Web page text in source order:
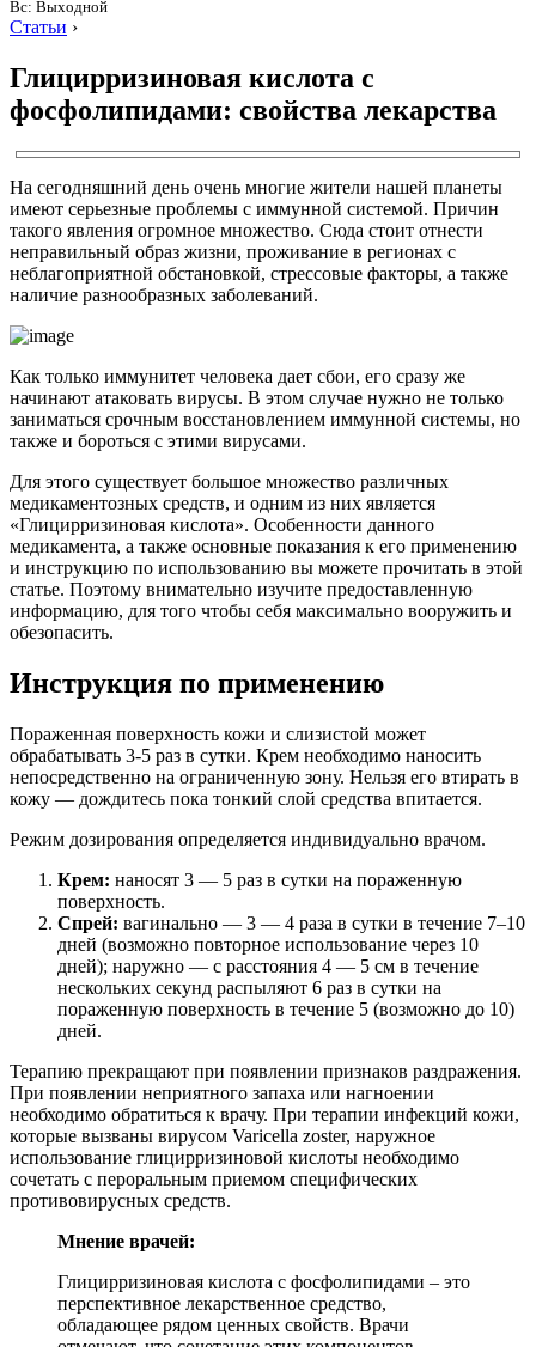
Вс: Выходной
Статьи ›
Глицирризиновая кислота с
фосфолипидами: свойства лекарства
На сегодняшний день очень многие жители нашей планеты
имеют серьезные проблемы с иммунной системой. Причин
такого явления огромное множество. Сюда стоит отнести
неправильный образ жизни, проживание в регионах с
неблагоприятной обстановкой, стрессовые факторы, а также
наличие разнообразных заболеваний.
Как только иммунитет человека дает сбои, его сразу же
начинают атаковать вирусы. В этом случае нужно не только
заниматься срочным восстановлением иммунной системы, но
также и бороться с этими вирусами.
Для этого существует большое множество различных
медикаментозных средств, и одним из них является
«Глицирризиновая кислота». Особенности данного
медикамента, а также основные показания к его применению
и инструкцию по использованию вы можете прочитать в этой
статье. Поэтому внимательно изучите предоставленную
информацию, для того чтобы себя максимально вооружить и
обезопасить.
Инструкция по применению
Пораженная поверхность кожи и слизистой может
обрабатывать 3-5 раз в сутки. Крем необходимо наносить
непосредственно на ограниченную зону. Нельзя его втирать в
кожу — дождитесь пока тонкий слой средства впитается.
Режим дозирования определяется индивидуально врачом.
Крем: наносят 3 — 5 раз в сутки на пораженную
поверхность.
Спрей: вагинально — 3 — 4 раза в сутки в течение 7–10
дней (возможно повторное использование через 10
дней); наружно — с расстояния 4 — 5 см в течение
нескольких секунд распыляют 6 раз в сутки на
пораженную поверхность в течение 5 (возможно до 10)
дней.
Терапию прекращают при появлении признаков раздражения.
При появлении неприятного запаха или нагноении
необходимо обратиться к врачу. При терапии инфекций кожи,
которые вызваны вирусом Varicella zoster, наружное
использование глицирризиновой кислоты необходимо
сочетать с пероральным приемом специфических
противовирусных средств.
Мнение врачей:
Глицирризиновая кислота с фосфолипидами – это
перспективное лекарственное средство,
обладающее рядом ценных свойств. Врачи